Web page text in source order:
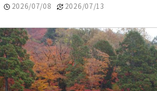
2026/07/08 2026/07/13